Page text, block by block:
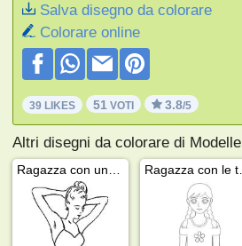
Salva disegno da colorare
Colorare online
39 LIKES 51 VOTI 3.8/5
Altri disegni da colorare di Modelle